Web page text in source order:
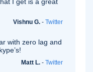
Vishnu G. - Twitter
with zero lag and
Matt L. - Twitter